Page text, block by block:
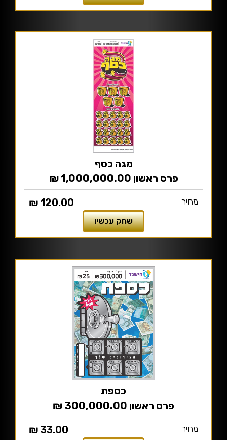
מגה כסף
פרס ראשון 1,000,000.00 ₪
מחיר 120.00 ₪
שחק עכשיו
כספת
פרס ראשון 300,000.00 ₪
מחיר 33.00 ₪